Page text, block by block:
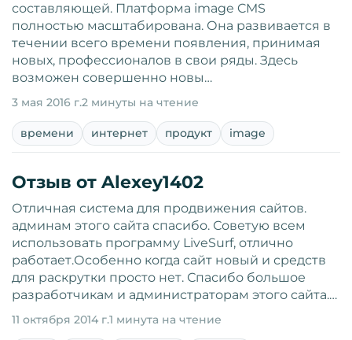
составляющей. Платформа image CMS
полностью масштабирована. Она развивается в
течении всего времени появления, принимая
новых, профессионалов в свои ряды. Здесь
возможен совершенно новы…
3 мая 2016 г.2 минуты на чтение
времени интернет продукт image
Отзыв от Alexey1402
Отличная система для продвижения сайтов.
админам этого сайта спасибо. Советую всем
использовать программу LiveSurf, отлично
работает.Особенно когда сайт новый и средств
для раскрутки просто нет. Спасибо большое
разработчикам и администраторам этого сайта.…
11 октября 2014 г.1 минута на чтение